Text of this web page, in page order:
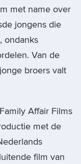
met name over
jongens die
ondanks
Van de
broers valt
Affair Films
met de
film van